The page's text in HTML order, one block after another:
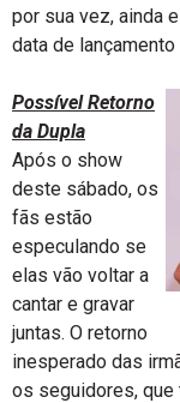
por sua vez, ainda
data de
Possível Retorno
da Dupla
Após o show
deste sábado, os
fãs estão
especulando se
elas vão voltar a
cantar e gravar
juntas. O retorno
inesperado das
os seguidores, que